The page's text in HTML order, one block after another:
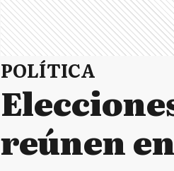
POLÍTICA
reúnen